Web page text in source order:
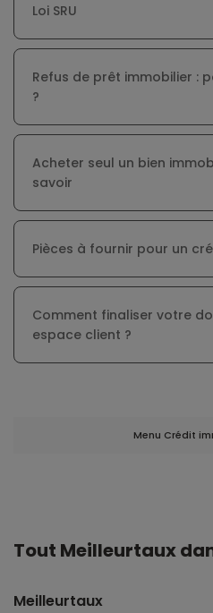
Loi SRU
Refus de prêt immobilier :
?
Acheter seul un bien
savoir
Pièces à fournir pour un
Comment finaliser votre
espace client ?
Menu Crédit
Tout Meilleurtaux
Meilleurtaux